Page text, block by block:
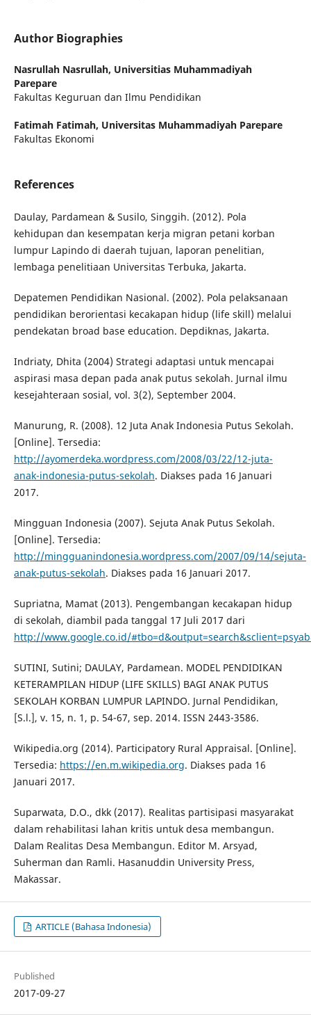
Author Biographies
Nasrullah Nasrullah, Universitias Muhammadiyah
Parepare
Fakultas Keguruan dan Ilmu Pendidikan
Fatimah Fatimah, Universitas Muhammadiyah Parepare
Fakultas Ekonomi
References
Daulay, Pardamean & Susilo, Singgih. (2012). Pola
kehidupan dan kesempatan kerja migran petani korban
lumpur Lapindo di daerah tujuan, laporan penelitian,
lembaga penelitiaan Universitas Terbuka, Jakarta.
Depatemen Pendidikan Nasional. (2002). Pola pelaksanaan
pendidikan berorientasi kecakapan hidup (life skill) melalui
pendekatan broad base education. Depdiknas, Jakarta.
Indriaty, Dhita (2004) Strategi adaptasi untuk mencapai
aspirasi masa depan pada anak putus sekolah. Jurnal ilmu
kesejahteraan sosial, vol. 3(2), September 2004.
Manurung, R. (2008). 12 Juta Anak Indonesia Putus Sekolah.
[Online]. Tersedia:
http://ayomerdeka.wordpress.com/2008/03/22/12-juta-
anak-indonesia-putus-sekolah. Diakses pada 16 Januari
2017.
Mingguan Indonesia (2007). Sejuta Anak Putus Sekolah.
[Online]. Tersedia:
http://mingguanindonesia.wordpress.com/2007/09/14/sejuta-
anak-putus-sekolah. Diakses pada 16 Januari 2017.
Supriatna, Mamat (2013). Pengembangan kecakapan hidup
di sekolah, diambil pada tanggal 17 Juli 2017 dari
http://www.google.co.id/
SUTINI, Sutini; DAULAY, Pardamean. MODEL PENDIDIKAN
KETERAMPILAN HIDUP (LIFE SKILLS) BAGI ANAK PUTUS
SEKOLAH KORBAN LUMPUR LAPINDO. Jurnal Pendidikan,
[S.l.], v. 15, n. 1, p. 54-67, sep. 2014. ISSN 2443-3586.
Wikipedia.org (2014). Participatory Rural Appraisal. [Online].
Tersedia: https://en.m.wikipedia.org. Diakses pada 16
Januari 2017.
Suparwata, D.O., dkk (2017). Realitas partisipasi masyarakat
dalam rehabilitasi lahan kritis untuk desa membangun.
Dalam Realitas Desa Membangun. Editor M. Arsyad,
Suherman dan Ramli. Hasanuddin University Press,
Makassar.
ARTICLE (Bahasa Indonesia)
Published
2017-09-27